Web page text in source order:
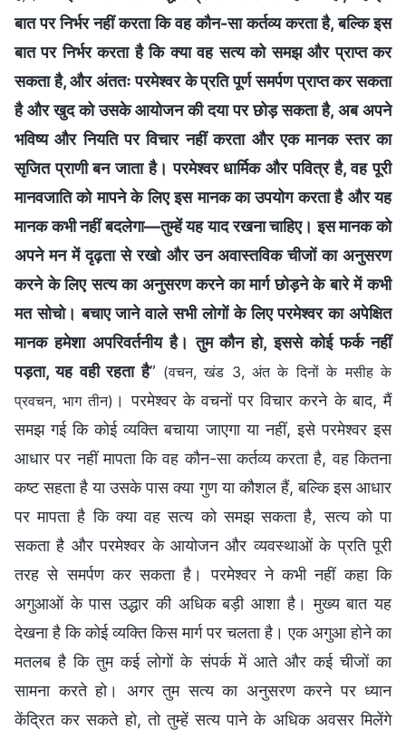
बात पर निर्भर नहीं करता कि वह कौन-सा कर्तव्य करता है, बल्कि इस
बात पर निर्भर करता है कि क्या वह सत्य को समझ और प्राप्त कर
सकता है, और अंततः परमेश्वर के प्रति पूर्ण समर्पण प्राप्त कर सकता
है और खुद को उसके आयोजन की दया पर छोड़ सकता है, अब अपने
भविष्य और नियति पर विचार नहीं करता और एक मानक स्तर का
सृजित प्राणी बन जाता है। परमेश्वर धार्मिक और पवित्र है, वह पूरी
मानवजाति को मापने के लिए इस मानक का उपयोग करता है और यह
मानक कभी नहीं बदलेगा—तुम्हें यह याद रखना चाहिए। इस मानक को
अपने मन में दृढ़ता से रखो और उन अवास्तविक चीजों का अनुसरण
करने के लिए सत्य का अनुसरण करने का मार्ग छोड़ने के बारे में कभी
मत सोचो। बचाए जाने वाले सभी लोगों के लिए परमेश्वर का अपेक्षित
मानक हमेशा अपरिवर्तनीय है। तुम कौन हो, इससे कोई फर्क नहीं
पड़ता, यह वही रहता है” (वचन, खंड 3, अंत के दिनों के मसीह के
प्रवचन, भाग तीन) । परमेश्वर के वचनों पर विचार करने के बाद, मैं
समझ गई कि कोई व्यक्ति बचाया जाएगा या नहीं, इसे परमेश्वर इस
आधार पर नहीं मापता कि वह कौन-सा कर्तव्य करता है, वह कितना
कष्ट सहता है या उसके पास क्या गुण या कौशल हैं, बल्कि इस आधार
पर मापता है कि क्या वह सत्य को समझ सकता है, सत्य को पा
सकता है और परमेश्वर के आयोजन और व्यवस्थाओं के प्रति पूरी
तरह से समर्पण कर सकता है। परमेश्वर ने कभी नहीं कहा कि
अगुआओं के पास उद्धार की अधिक बड़ी आशा है। मुख्य बात यह
देखना है कि कोई व्यक्ति किस मार्ग पर चलता है। एक अगुआ होने का
मतलब है कि तुम कई लोगों के संपर्क में आते और कई चीजों का
सामना करते हो। अगर तुम सत्य का अनुसरण करने पर ध्यान
केंद्रित कर सकते हो, तो तुम्हें सत्य पाने के अधिक अवसर मिलेंगे